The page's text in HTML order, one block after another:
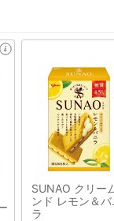
SUNAO クリー
ンド レモン＆バ
ラ